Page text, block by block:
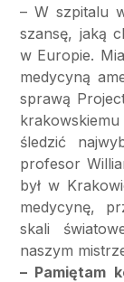
– W szpitalu
szansę, jaką
w Europie.
medycyną
sprawą
śledzić
profesor
był w
medycynę,
skali
naszym
– Pamiętam